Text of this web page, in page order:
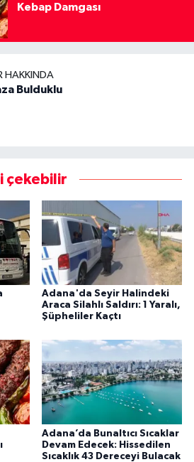
Kebap Damgası
HAKKINDA
Bulduklu
çekebilir
Adana'da Seyir Halindeki
Araca Silahlı Saldırı: 1 Yaralı,
Şüpheliler Kaçtı
Adana’da Bunaltıcı Sıcaklar
Devam Edecek: Hissedilen
Sıcaklık 43 Dereceyi Bulacak